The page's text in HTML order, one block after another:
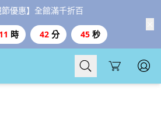
節優惠】全館滿千折百
11 時 42 分 45 秒
Cart